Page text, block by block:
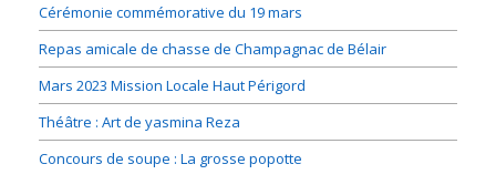
Cérémonie commémorative du 19 mars
Repas amicale de chasse de Champagnac de Bélair
Mars 2023 Mission Locale Haut Périgord
Théâtre : Art de yasmina Reza
Concours de soupe : La grosse popotte